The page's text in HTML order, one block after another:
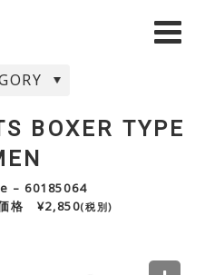
BOXER TYPE
– 60185064
価格 ¥2,850(税別)